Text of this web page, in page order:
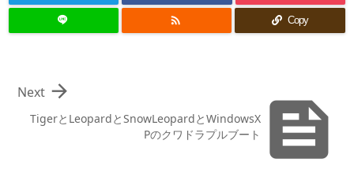
 Copy

TigerとLeopardとSnowLeopardとWindowsX
Pのクワドラプルブート

Next